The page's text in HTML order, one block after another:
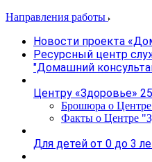
Направления работы
Новости проекта
Ресурсный центр
"Домашний
Центру «Здоровье»
Брошюра о Центре
Факты о Центре
Для детей от 0 до 3